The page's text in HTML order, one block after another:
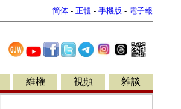
简体 - 正體 - 手機版 - 電子報
維權 視頻 雜談